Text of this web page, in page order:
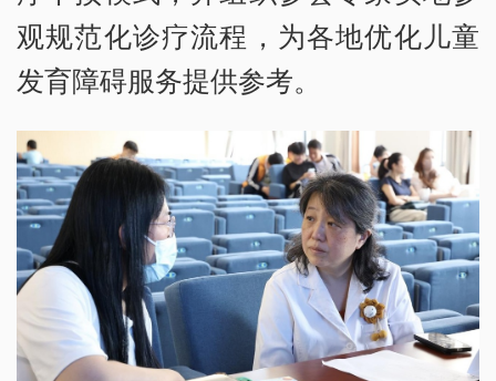
观规范化诊疗流程，为各地优化儿童
发育障碍服务提供参考。